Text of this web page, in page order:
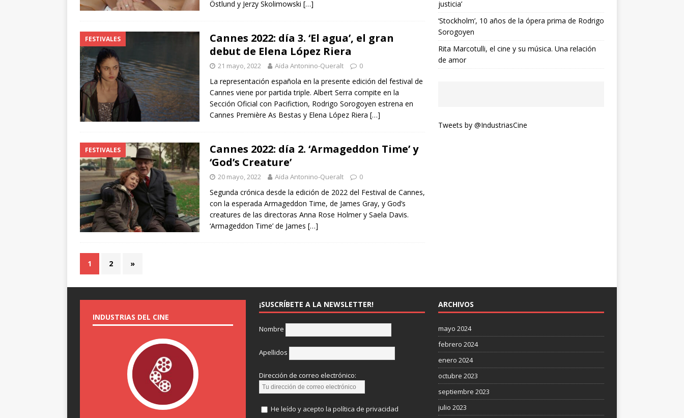
Östlund y Jerzy Skolimowski […]
FESTIVALES
Cannes 2022: día 3. ‘El agua’, el gran
debut de Elena López Riera
21 mayo, 2022 Aïda Antonino-Queralt 0
La representación española en la presente edición del festival de
Cannes viene por partida triple. Albert Serra compite en la
Sección Oficial con Pacifiction, Rodrigo Sorogoyen estrena en
Cannes Première As Bestas y Elena López Riera […]
FESTIVALES
Cannes 2022: día 2. ‘Armageddon Time’ y
‘God’s Creature’
20 mayo, 2022 Aïda Antonino-Queralt 0
Segunda crónica desde la edición de 2022 del Festival de Cannes,
con la esperada Armageddon Time, de James Gray, y God’s
creatures de las directoras Anna Rose Holmer y Saela Davis.
‘Armageddon Time’ de James […]
1 2 »
justicia’
‘Stockholm’, 10 años de la ópera prima de Rodrigo
Sorogoyen
Rita Marcotulli, el cine y su música. Una relación
de amor
Tweets by @IndustriasCine
INDUSTRIAS DEL CINE
¡SUSCRÍBETE A LA NEWSLETTER!
Nombre
Apellidos
Dirección de correo electrónico:
He leído y acepto la política de privacidad
ARCHIVOS
mayo 2024
febrero 2024
enero 2024
octubre 2023
septiembre 2023
julio 2023